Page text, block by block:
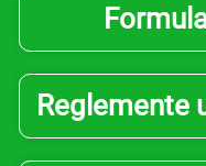
Kontakt
Login
Reglemente